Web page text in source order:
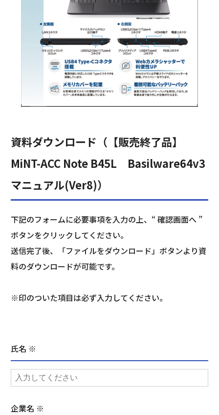
資料ダウンロード（【販売終了品】
MiNT-ACC Note B45L Basilware64v3
マニュアル(Ver8)）
下記のフォームに必要事項を入力の上、“ 確認画面へ ”
ボタンをクリックしてください。
送信完了後、「ファイルをダウンロード」ボタンより資
料のダウンロードが可能です。
※印のついた項目は必ず入力してください。
氏名 ※
企業名 ※